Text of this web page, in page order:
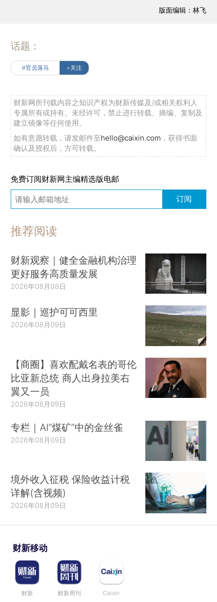
版面编辑：林飞
话题：
#官员落马 +关注
财新网所刊载内容之知识产权为财新传媒及/或相关权利人
专属所有或持有。未经许可，禁止进行转载、摘编、复制及
建立镜像等任何使用。
如有意愿转载，请发邮件至hello@caixin.com ，获得书面
确认及授权后，方可转载。
免费订阅财新网主编精选版电邮
订阅
推荐阅读
财新观察｜健全金融机构治理
更好服务高质量发展
2026年08月08日
显影｜巡护可可西里
2026年08月09日
【商圈】喜欢配戴名表的哥伦
比亚新总统 商人出身拉美右
翼又一员
2026年08月09日
专栏｜AI“煤矿”中的金丝雀
2026年08月09日
境外收入征税 保险收益计税
详解(含视频)
2026年08月09日
财新移动
财新 财新周刊 Caixin